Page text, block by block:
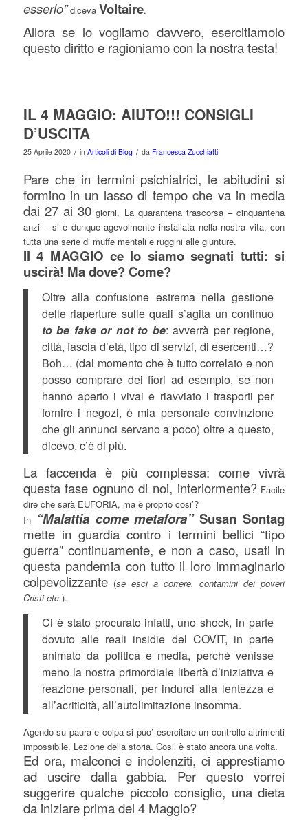
esserlo”diceva Voltaire.
Allora se lo vogliamo davvero, esercitiamolo
questo diritto e ragioniamo con la nostra testa!
IL 4 MAGGIO: AIUTO!!! CONSIGLI
D’USCITA
25 Aprile 2020 / in Articoli di Blog / da Francesca Zucchiatti
Pare che in termini psichiatrici, le abitudini si
formino in un lasso di tempo che va in media
dai 27 ai 30 giorni. La quarantena trascorsa – cinquantena
anzi – si è dunque agevolmente installata nella nostra vita, con
tutta una serie di muffe mentali e ruggini alle giunture.
Il 4 MAGGIO ce lo siamo segnati tutti: si
uscirà! Ma dove? Come?
Oltre alla confusione estrema nella gestione
delle riaperture sulle quali s’agita un continuo
to be fake or not to be: avverrà per regione,
città, fascia d’età, tipo di servizi, di esercenti…?
Boh… (dal momento che è tutto correlato e non
posso comprare dei fiori ad esempio, se non
hanno aperto i vivai e riavviato i trasporti per
fornire i negozi, è mia personale convinzione
che gli annunci servano a poco) oltre a questo,
dicevo, c’è di più.
La faccenda è più complessa: come vivrà
questa fase ognuno di noi, interiormente?Facile
dire che sarà EUFORIA, ma è proprio cosi’?
In “Malattia come metafora” Susan Sontag
mette in guardia contro i termini bellici “tipo
guerra” continuamente, e non a caso, usati in
questa pandemia con tutto il loro immaginario
colpevolizzante(se esci a correre, contamini dei poveri
Cristi etc.).
Ci è stato procurato infatti, uno shock, in parte
dovuto alle reali insidie del COVIT, in parte
animato da politica e media, perché venisse
meno la nostra primordiale libertà d’iniziativa e
reazione personali, per indurci alla lentezza e
all’acriticità, all’autolimitazione insomma.
Agendo su paura e colpa si puo’ esercitare un controllo altrimenti
impossibile. Lezione della storia. Cosi’ è stato ancora una volta.
Ed ora, malconci e indolenziti, ci apprestiamo
ad uscire dalla gabbia. Per questo vorrei
suggerire qualche piccolo consiglio, una dieta
da iniziare prima del 4 Maggio?